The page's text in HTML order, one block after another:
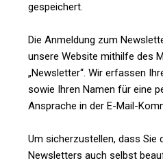
gespeichert.
Die Anmeldung zum
unsere Website mithilfe des
„Newsletter“. Wir erfassen
sowie Ihren Namen für eine
Ansprache in der E-Mail-
Um sicherzustellen, dass Sie
Newsletters auch selbst